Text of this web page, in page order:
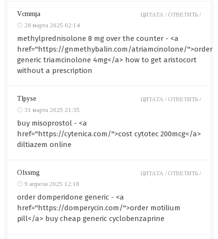
Vcmmja
28 марта 2025 02:14
methylprednisolone 8 mg over the counter - <a
href="https://gnmethybalin.com/atriamcinolone/">order
generic triamcinolone 4mg</a> how to get aristocort
without a prescription
ЦИТАТА / ОТВЕТИТЬ /
Tlpyse
31 марта 2025 21:35
buy misoprostol - <a
href="https://cytenica.com/">cost cytotec 200mcg</a>
diltiazem online
ЦИТАТА / ОТВЕТИТЬ /
Olxsmg
9 апреля 2025 12:18
order domperidone generic - <a
href="https://domperycin.com/">order motilium
pill</a> buy cheap generic cyclobenzaprine
ЦИТАТА / ОТВЕТИТЬ /